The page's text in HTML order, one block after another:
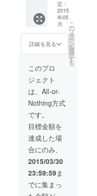
て名入
れ ・パ
ンフ
レット
へ支援
者とし
て名入
演の様
子を収
録した
DVD１
枚 ・
キャラ
ゴん」
スト
ラップ
１個引
換券
定：
2015
年05
月
詳細を見る
こ
の
リ
タ
ー
ン
を
選
択
す
る
このプロ
ジェクト
は、All-or-
Nothing方式
です。
目標金額を
達成した場
合にのみ、
2015/03/30
23:59:59ま
でに集まっ